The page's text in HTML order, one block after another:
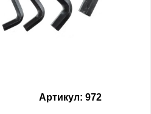
Артикул: 972